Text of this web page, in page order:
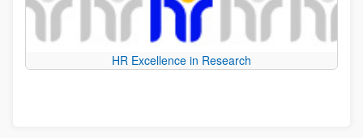
HR Excellence in Research